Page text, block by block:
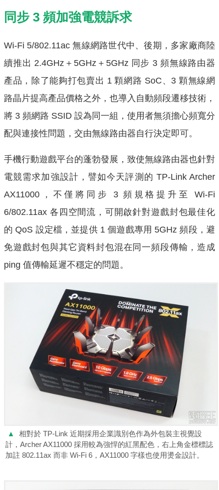
同步 3 頻加強電競訴求
Wi-Fi 5/802.11ac 無線網路世代中、後期，多家廠商陸
續推出 2.4GHz＋5GHz＋5GHz 同步 3 頻無線路由器
產品，除了能夠打包賣出 1 顆網路 SoC、3 顆無線網
路晶片提高產品價格之外，也導入自動頻段遷移技術，
將 3 頻網路 SSID 設為同一組，使用者無須擔心頻寬分
配與連接性問題，交由無線路由器自行決定即可。
手機行動遊戲平台的蓬勃發展，致使無線路由器也針對
電競需求加強設計，譬如今天評測的 TP-Link Archer
AX11000，不僅將同步 3 頻規格提升至 Wi-Fi
6/802.11ax 各四空間流，可開啟針對遊戲封包最佳化
的 QoS 設定檔，並提供 1 個遊戲專用 5GHz 頻段，避
免遊戲封包與其它資料封包混在同一頻段傳輸，造成
ping 值傳輸延遲不穩定的問題。
▲
相對於 TP-Link 近期採用企業識別色作為外包裝主視覺設
計，Archer AX11000 採用較為強悍的紅黑配色，右上角金標標誌
加註 802.11ax 而非 Wi-Fi 6，AX11000 字樣也使用燙金設計。